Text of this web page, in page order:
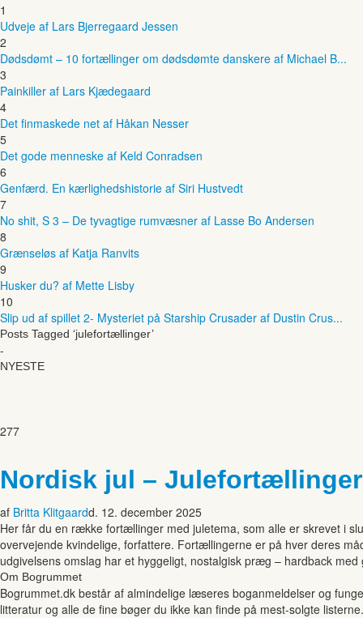
1
Udveje af Lars Bjerregaard Jessen
2
Dødsdømt – 10 fortællinger om dødsdømte danskere af Michael B...
3
Painkiller af Lars Kjædegaard
4
Det finmaskede net af Håkan Nesser
5
Det gode menneske af Keld Conradsen
6
Genfærd. En kærlighedshistorie af Siri Hustvedt
7
No shit, S 3 – De tyvagtige rumvæsner af Lasse Bo Andersen
8
Grænseløs af Katja Ranvits
9
Husker du? af Mette Lisby
10
Slip ud af spillet 2- Mysteriet på Starship Crusader af Dustin Crus...
Posts Tagged ‘julefortællinger’
-
NYESTE
277
Nordisk jul –
af Britta Klitgaardd. 12. december 2025
Her får du en række fortællinger med juletema, som alle er skrevet i
overvejende kvindelige, forfattere. Fortællingerne er på hver deres
udgivelsens omslag har et hyggeligt, nostalgisk præg – hardback
Om Bogrummet
Bogrummet.dk består af almindelige læseres boganmeldelser og
litteratur og alle de fine bøger du ikke kan finde på mest-solgte listerne.